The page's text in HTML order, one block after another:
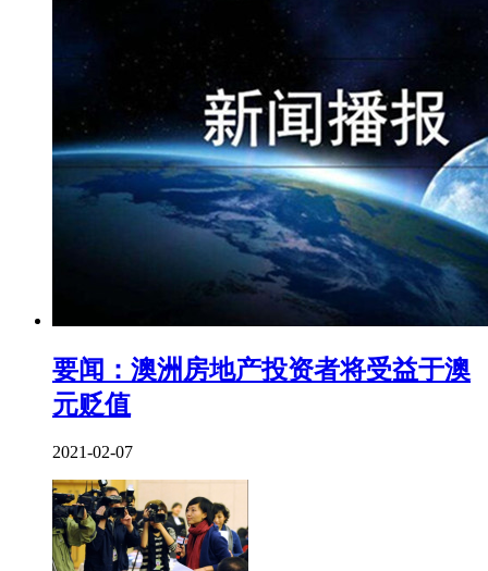
要闻：澳洲房地产投资者将受益于澳
元贬值
2021-02-07